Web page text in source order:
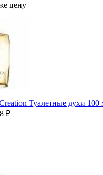
цену
Туалетные духи 100
₽